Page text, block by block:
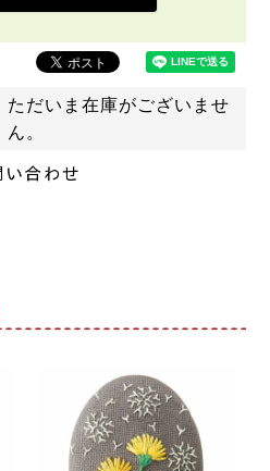
ただいま在庫がございませ
ん。